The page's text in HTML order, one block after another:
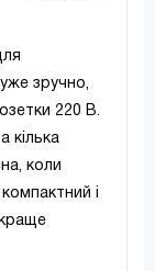
зручно,
220 В.
кілька
коли
і